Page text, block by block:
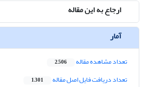
ارجاع به این مقاله
آمار
تعداد مشاهده مقاله 2,506
تعداد دریافت فایل اصل مقاله 1,301